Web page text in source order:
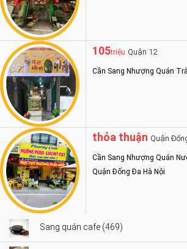
105triệu Quận 12
Cần Sang Nhượng Quán
thỏa thuận Quận
Cần Sang Nhượng Quán
Quận Đống Đa Hà Nội
Sang quán cafe (469)